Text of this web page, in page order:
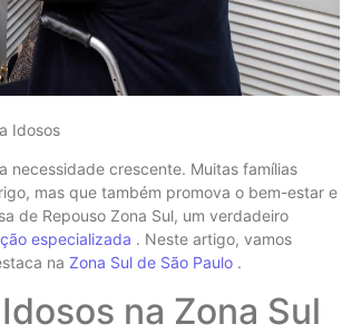
Idosos
necessidade crescente. Muitas famílias
mas que também promova o bem-estar e
de Repouso Zona Sul, um verdadeiro
especializada . Neste artigo, vamos
na Zona Sul de São Paulo .
na Zona Sul